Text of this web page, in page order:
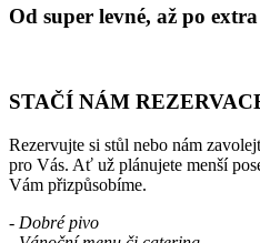
Od super levné, až po
STAČÍ NÁM
Rezervujte si stůl nebo nám
pro Vás. Ať už plánujete menší
Vám přizpůsobíme.
- Dobré pivo